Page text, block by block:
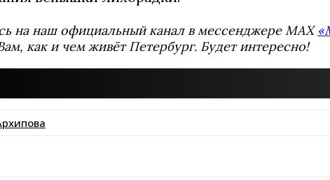
на наш официальный канал в мессенджере MAX
как и чем живёт Петербург. Будет интересно!